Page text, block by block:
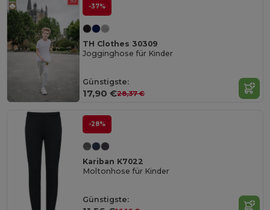
-37%
TH Clothes 30309
Jogginghose für Kinder
Günstigste:
17,90 €28,37 €
-28%
Kariban K7022
Moltonhose für Kinder
Günstigste: